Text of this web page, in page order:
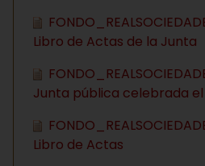
Libro de Actas de la Junta
Junta pública celebrada el
Libro de Actas